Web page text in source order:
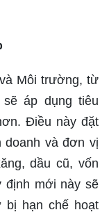
Môi trường, từ
áp dụng tiêu
Điều này đặt
doanh và đơn vị
dầu cũ, vốn
định mới này sẽ
bị hạn chế hoạt